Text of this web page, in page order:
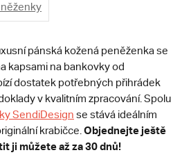
pánská kožená peněženka se
kapsami na bankovky od
dostatek potřebných přihrádek
v kvalitním zpracování. Spolu
SendiDesign se stává ideálním
krabičce. Objednejte ještě
ji můžete až za 30 dnů!